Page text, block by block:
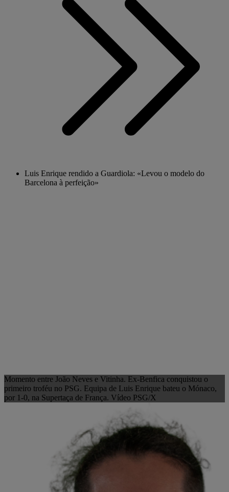
Luis Enrique rendido a Guardiola: «Levou o modelo do
Barcelona à perfeição»
Momento entre João Neves e Vitinha. Ex-Benfica conquistou o
primeiro troféu no PSG. Equipa de Luis Enrique bateu o Mónaco,
por 1-0, na Supertaça de França. Vídeo PSG/X